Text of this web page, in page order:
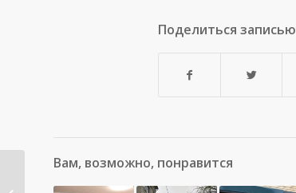
Поделиться записью
Вам, возможно, понравится
Space Design –